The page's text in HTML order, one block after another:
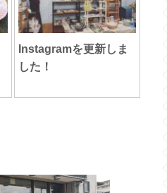
Instagramを更新しま
した！